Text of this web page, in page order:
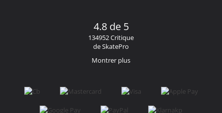
4.8 de 5
134952 Critique
de SkatePro
Montrer plus